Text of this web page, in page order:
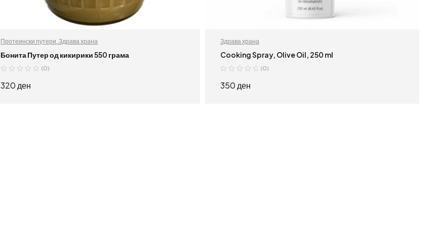
Протеински путери,Здрава храна
Бонита Путер од кикирики 550 грама
(0)
320ден
Здрава храна
Cooking Spray, Olive Oil, 250 ml
(0)
350ден